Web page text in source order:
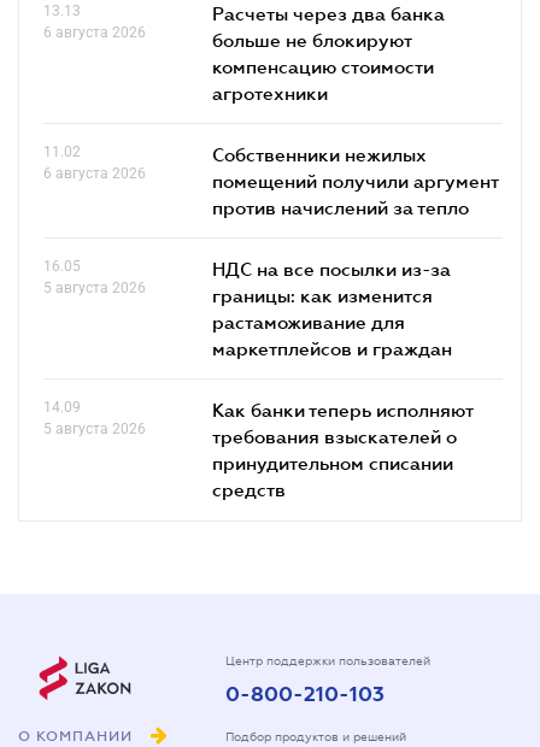
13.13
6 августа 2026
Расчеты через два банка
больше не блокируют
компенсацию стоимости
агротехники
11.02
6 августа 2026
Собственники нежилых
помещений получили аргумент
против начислений за тепло
16.05
5 августа 2026
НДС на все посылки из-за
границы: как изменится
растаможивание для
маркетплейсов и граждан
14.09
5 августа 2026
Как банки теперь исполняют
требования взыскателей о
принудительном списании
средств
О КОМПАНИИ
Центр поддержки пользователей
0-800-210-103
Подбор продуктов и решений